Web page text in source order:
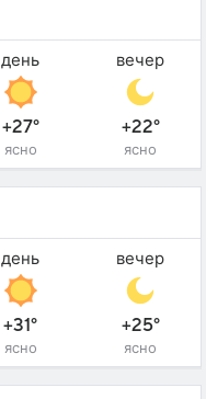
день
+27°
ясно
вечер
+22°
ясно
день
+31°
ясно
вечер
+25°
ясно